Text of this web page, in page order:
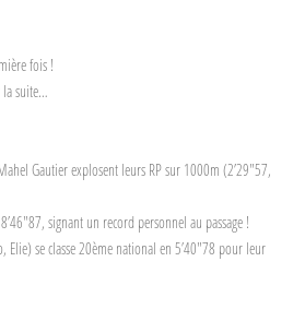
fois !
la suite…
Gautier explosent leurs RP sur 1000m (2’29"57,
signant un record personnel au passage !
se classe 20ème national en 5’40"78 pour leur